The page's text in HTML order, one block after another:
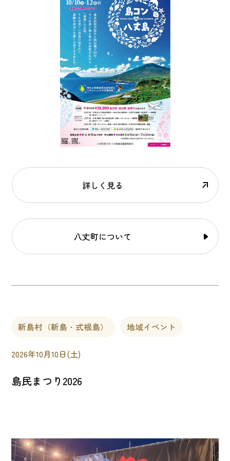
詳しく見る
八丈町について
新島村（新島・式根島） 地域イベント
2026年10月10日(土)
島民まつり2026